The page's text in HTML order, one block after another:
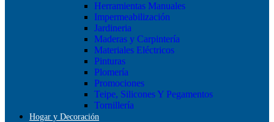
Herramientas Manuales
Impermeabilización
Jardineria
Maderas y Carpintería
Materiales Eléctricos
Pinturas
Plomería
Promociones
Teipe, Silicones Y Pegamentos
Tornillería
Hogar y Decoración